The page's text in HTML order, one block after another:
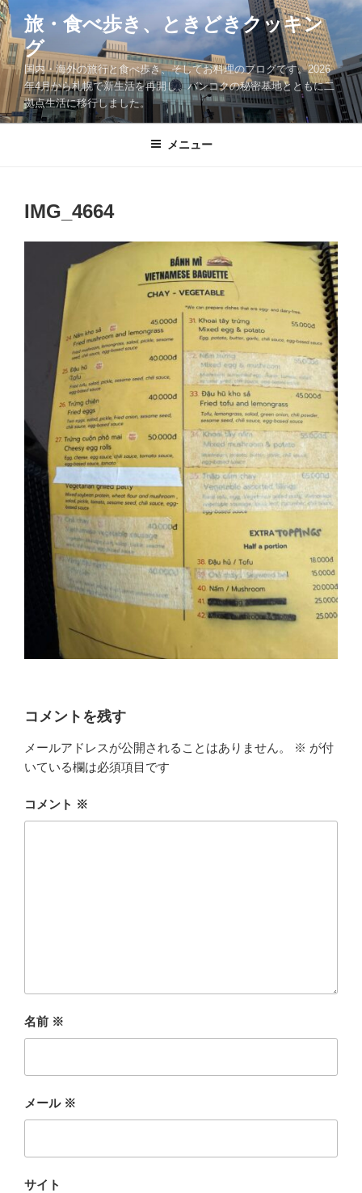
コ
ン
テ
ン
ツ
へ
ス
旅・食べ歩き、ときどきクッキン
グ
国内・海外の旅行と食べ歩き、そしてお料理のブログです。2026
年4月から札幌で新生活を再開し、バンコクの秘密基地とともに二
拠点生活に移行しました。
メニュー
IMG_4664
コメントを残す
メールアドレスが公開されることはありません。 ※ が付
いている欄は必須項目です
コメント ※
名前 ※
メール ※
サイト